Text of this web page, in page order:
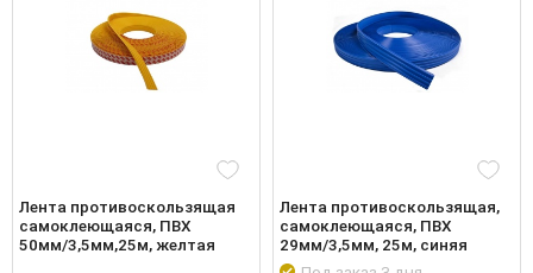
Лента противоскользящая
самоклеющаяся, ПВХ
50мм/3,5мм,25м, желтая
Лента противоскользящая,
самоклеющаяся, ПВХ
29мм/3,5мм, 25м, синяя